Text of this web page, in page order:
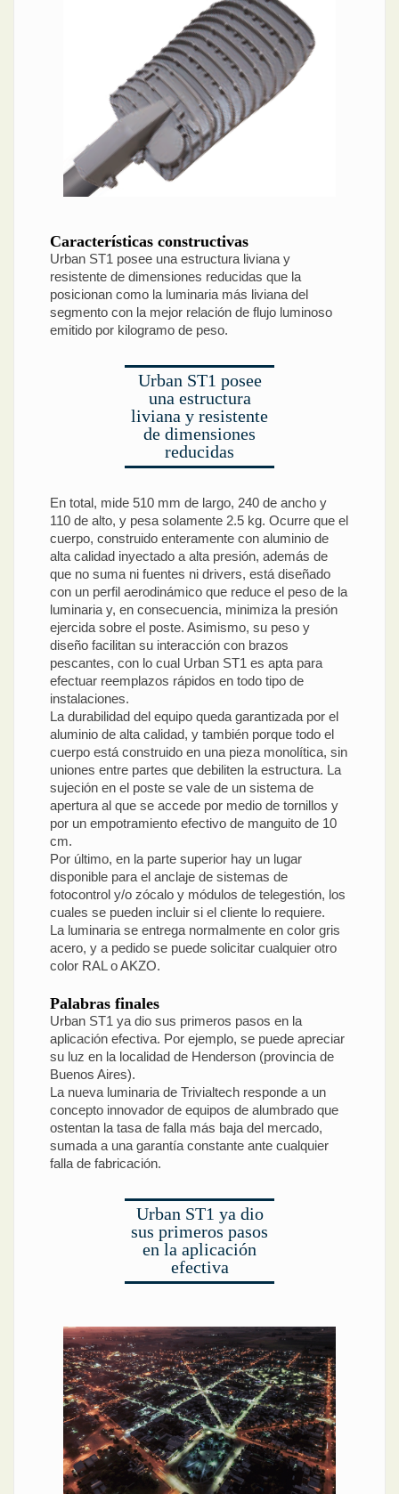
Características constructivas
Urban ST1 posee una estructura liviana y
resistente de dimensiones reducidas que la
posicionan como la luminaria más liviana del
segmento con la mejor relación de flujo luminoso
emitido por kilogramo de peso.
Urban ST1 posee
una estructura
liviana y resistente
de dimensiones
reducidas
En total, mide 510 mm de largo, 240 de ancho y
110 de alto, y pesa solamente 2.5 kg. Ocurre que el
cuerpo, construido enteramente con aluminio de
alta calidad inyectado a alta presión, además de
que no suma ni fuentes ni drivers, está diseñado
con un perfil aerodinámico que reduce el peso de la
luminaria y, en consecuencia, minimiza la presión
ejercida sobre el poste. Asimismo, su peso y
diseño facilitan su interacción con brazos
pescantes, con lo cual Urban ST1 es apta para
efectuar reemplazos rápidos en todo tipo de
instalaciones.
La durabilidad del equipo queda garantizada por el
aluminio de alta calidad, y también porque todo el
cuerpo está construido en una pieza monolítica, sin
uniones entre partes que debiliten la estructura. La
sujeción en el poste se vale de un sistema de
apertura al que se accede por medio de tornillos y
por un empotramiento efectivo de manguito de 10
cm.
Por último, en la parte superior hay un lugar
disponible para el anclaje de sistemas de
fotocontrol y/o zócalo y módulos de telegestión, los
cuales se pueden incluir si el cliente lo requiere.
La luminaria se entrega normalmente en color gris
acero, y a pedido se puede solicitar cualquier otro
color RAL o AKZO.
Palabras finales
Urban ST1 ya dio sus primeros pasos en la
aplicación efectiva. Por ejemplo, se puede apreciar
su luz en la localidad de Henderson (provincia de
Buenos Aires).
La nueva luminaria de Trivialtech responde a un
concepto innovador de equipos de alumbrado que
ostentan la tasa de falla más baja del mercado,
sumada a una garantía constante ante cualquier
falla de fabricación.
Urban ST1 ya dio
sus primeros pasos
en la aplicación
efectiva